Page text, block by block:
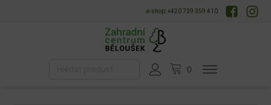
e-shop: +420 739 359 410